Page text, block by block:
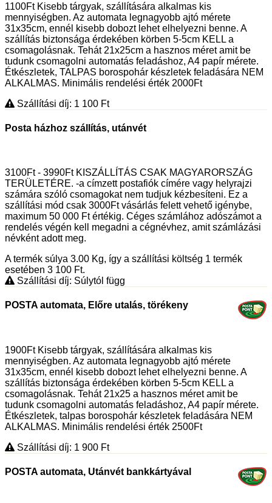
1100Ft Kisebb tárgyak, szállítására alkalmas kis
mennyiségben. Az automata legnagyobb ajtó mérete
31x35cm, ennél kisebb dobozt lehet elhelyezni benne. A
szállítás biztonsága érdekében körben 5-5cm KELL a
csomagolásnak. Tehát 21x25cm a hasznos méret amit be
tudunk csomagolni automatás feladáshoz, A4 papír mérete.
Étkészletek, TALPAS borospohár készletek feladására NEM
ALKALMAS. Minimális rendelési érték 2000Ft
Szállítási díj: 1 100 Ft
Posta házhoz szállítás, utánvét
3100Ft - 3990Ft KISZÁLLÍTÁS CSAK MAGYARORSZÁG
TERÜLETÉRE. -a címzett postafiók címére vagy helyrajzi
számára szóló csomagokat nem tudjuk kézbesíteni. Ez a
szállítási mód csak 3000Ft vásárlás felett vehető igénybe,
maximum 50 000 Ft értékig. Céges számlához adószámot a
rendelés végén kell megadni a cégnévhez, amit számlázási
névként adott meg.
A termék súlya 3.00 Kg, így a szállítási költség 1 termék
esetében 3 100 Ft.
Szállítási díj: Súlytól függ
POSTA automata, Előre utalás, törékeny
1900Ft Kisebb tárgyak, szállítására alkalmas kis
mennyiségben. Az automata legnagyobb ajtó mérete
31x35cm, ennél kisebb dobozt lehet elhelyezni benne. A
szállítás biztonsága érdekében körben 5-5cm KELL a
csomagolásnak. Tehát 21x25 a hasznos méret amit be
tudunk csomagolni automatás feladáshoz, A4 papír mérete.
Étkészletek, talpas borospohár készletek feladására NEM
ALKALMAS. Minimális rendelési érték 2500Ft
Szállítási díj: 1 900 Ft
POSTA automata, Utánvét bankkártyával